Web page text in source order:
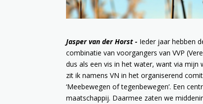
Jasper van der Horst - Ieder jaar hebben
combinatie van voorgangers van VVP
dus als een vis in het water, want via mijn
zit ik namens VN in het organiserend
‘Meebewegen of tegenbewegen’. Een
maatschappij. Daarmee zaten we